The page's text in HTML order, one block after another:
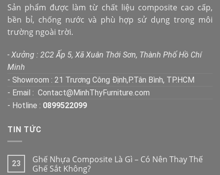
Sản phẩm được làm từ chất liệu composite cao cấp,
bền bỉ, chống nước và phù hợp sử dụng trong môi
trường ngoài trời.
- Xưởng : 2C2 Ấp 5, Xã Xuân Thới Sơn, Thành Phố Hồ Chí
Minh
- Showroom : 21 Trương Công Định,P.Tân Bình, TP.HCM
- Email : Contact@MinhThyFurniture.com
- Hotline : 0899522099
TIN TỨC
23
Ghế Nhựa Composite Là Gì – Có Nên Thay Thế
Ghế Sắt Không?